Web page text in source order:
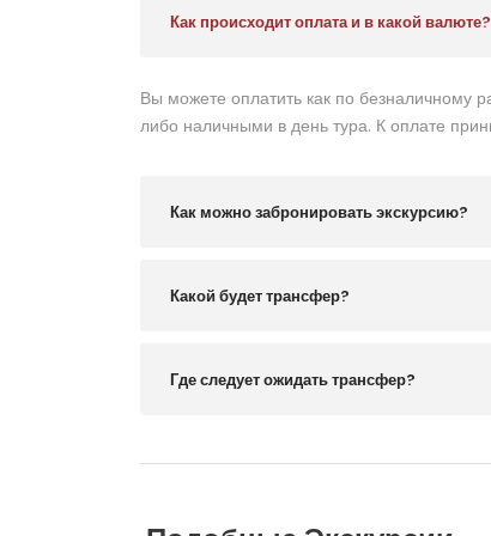
Как происходит оплата и в какой валюте?
Вы можете оплатить как по безналичному
либо наличными в день тура. К оплате
Как можно забронировать экскурсию?
Какой будет трансфер?
Где следует ожидать трансфер?